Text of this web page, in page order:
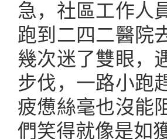
急，社區工作人
跑到二四二醫院
幾次迷了雙眼，
步伐，一路小跑
疲憊絲毫也沒能
們笑得就像是